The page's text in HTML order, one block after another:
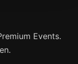
Events.